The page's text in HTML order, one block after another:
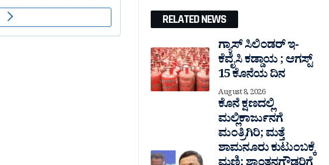
RELATED NEWS
ಗ್ಯಾಸ್ ಸಿಲಿಂಡರ್ ಇ-
ಕೆವೈಸಿ ಕಡ್ಡಾಯ ; ಆಗಸ್ಟ್
15 ಕೊನೆಯ ದಿನ
August 8, 2026
ಕೊನೆ ಕ್ಷಣದಲ್ಲಿ
ಮಲ್ಲಿಕಾರ್ಜುನಗೆ
ಮಂತ್ರಿಗಿರಿ; ಮತ್ತೆ
ಶಾಮನೂರು ಕುಟುಂಬಕ್ಕೆ